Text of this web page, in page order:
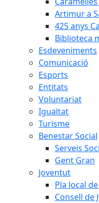
Artimur a
425 anys
Biblioteca
Esdeveniments
Comunicació
Esports
Entitats
Voluntariat
Igualtat
Turisme
Benestar Social
Serveis
Gent Gran
Joventut
Pla local
Consell de